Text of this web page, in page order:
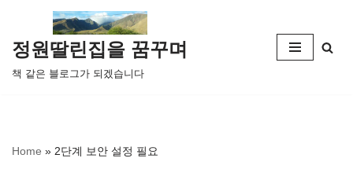
콘
텐
츠
뛰
정원딸린집을 꿈꾸며
책 같은 블로그가 되겠습니다
Home » 2단계 보안 설정 필요